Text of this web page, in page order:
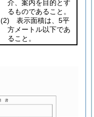
介、案内を目的とす
るものであること。
(2) 表示面積は、5平
方メートル以下であ
ること。